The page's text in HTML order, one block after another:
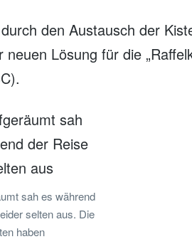
den Austausch der
Lösung für die
sah es während
selten aus. Die
haben